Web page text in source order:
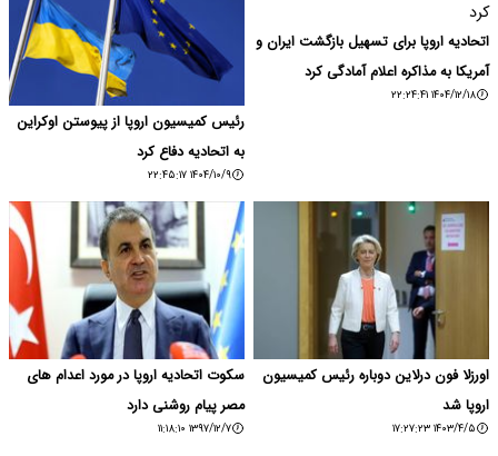
اتحادیه اروپا برای تسهیل بازگشت ایران و
آمریکا به مذاکره اعلام آمادگی کرد
۱۴۰۴/۱۲/۱۸ ۲۲:۲۴:۴۱
رئیس کمیسیون اروپا از پیوستن اوکراین
به اتحادیه دفاع کرد
۱۴۰۴/۱۰/۹ ۲۲:۴۵:۱۷
اورزلا فون درلاین دوباره رئیس کمیسیون
اروپا شد
۱۴۰۳/۴/۵ ۱۷:۲۷:۲۳
سکوت اتحادیه اروپا در مورد اعدام های
مصر پیام روشنی دارد
۱۳۹۷/۱۲/۷ ۱۱:۱۸:۱۰